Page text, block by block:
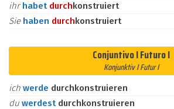
ihrhabet durchkonstruiert
Sie haben durchkonstruiert
Conjuntivo I Futuro I
Konjunktiv I Futur I
ich werde durchkonstruieren
du werdest durchkonstruieren